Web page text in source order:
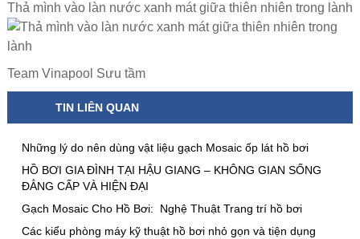
Thả mình vào làn nước xanh mát giữa thiên nhiên trong lành
Team Vinapool Sưu tầm
TIN LIÊN QUAN
Những lý do nên dùng vật liệu gạch Mosaic ốp lát hồ bơi
HỒ BƠI GIA ĐÌNH TẠI HẬU GIANG – KHÔNG GIAN SỐNG
ĐẲNG CẤP VÀ HIỆN ĐẠI
Gạch Mosaic Cho Hồ Bơi: Nghệ Thuật Trang trí hồ bơi
Các kiểu phòng máy kỹ thuật hồ bơi nhỏ gọn và tiện dụng